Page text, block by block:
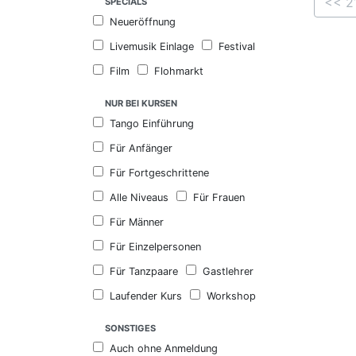
Neueröffnung
Livemusik Einlage Festival
Film Flohmarkt
NUR BEI KURSEN
Tango Einführung
Für Anfänger
Für Fortgeschrittene
Alle Niveaus Für Frauen
Für Männer
Für Einzelpersonen
Für Tanzpaare Gastlehrer
Laufender Kurs Workshop
SONSTIGES
Auch ohne Anmeldung